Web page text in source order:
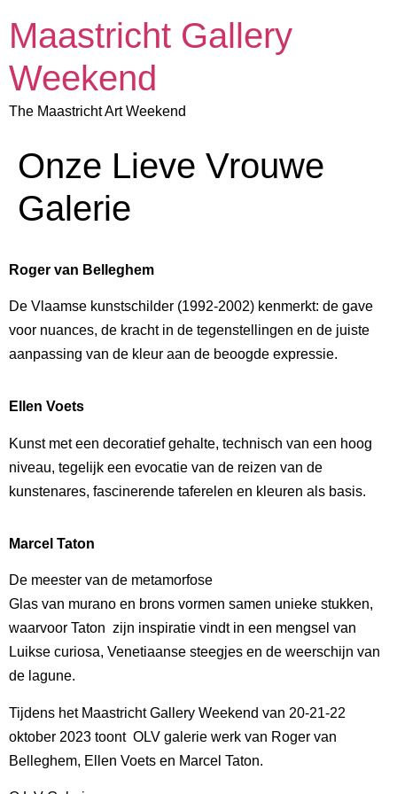
Maastricht Gallery
Weekend
The Maastricht Art Weekend
Onze Lieve Vrouwe
Galerie
Roger van Belleghem
De Vlaamse kunstschilder (1992-2002) kenmerkt: de gave
voor nuances, de kracht in de tegenstellingen en de juiste
aanpassing van de kleur aan de beoogde expressie.
Ellen Voets
Kunst met een decoratief gehalte, technisch van een hoog
niveau, tegelijk een evocatie van de reizen van de
kunstenares, fascinerende taferelen en kleuren als basis.
Marcel Taton
De meester van de metamorfose
Glas van murano en brons vormen samen unieke stukken,
waarvoor Taton zijn inspiratie vindt in een mengsel van
Luikse curiosa, Venetiaanse steegjes en de weerschijn van
de lagune.
Tijdens het Maastricht Gallery Weekend van 20-21-22
oktober 2023 toont OLV galerie werk van Roger van
Belleghem, Ellen Voets en Marcel Taton.